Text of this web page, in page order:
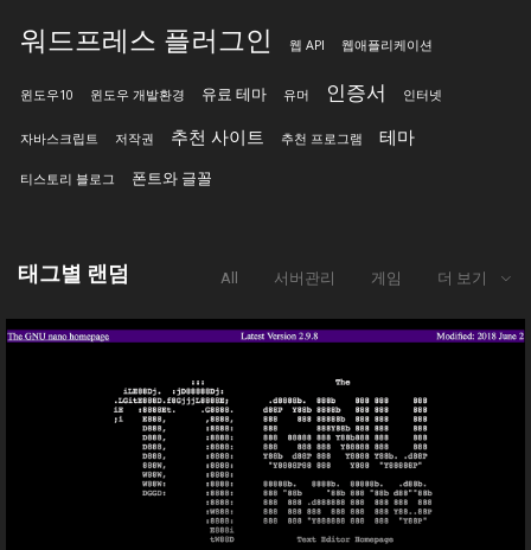
워드프레스 플러그인 웹 API 웹애플리케이션
윈도우10 윈도우 개발환경 유료 테마 유머 인증서 인터넷
자바스크립트 저작권 추천 사이트 추천 프로그램 테마
티스토리 블로그 폰트와 글꼴
태그별 랜덤 All 서버관리 게임 더 보기